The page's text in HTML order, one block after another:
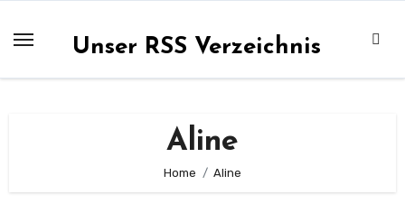
Inhalt
Unser RSS Verzeichnis
Aline
Home Aline